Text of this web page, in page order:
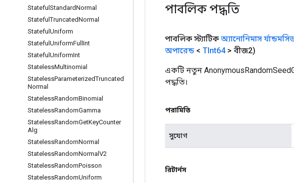
Stateful StandardNormal
StatefulTruncatedNormal
Stateful Uniform
Stateful UniformFull Int
Stateful UniformInt
StatelessMultinomial
StatelessParameterizedTruncated
Normal
StatelessRandomBinomial
StatelessRandomGamma
StatelessRandomGetKeyCounter
Alg
StatelessRandomNormal
StatelessRandomNormal V2
StatelessRandomPoisson
StatelessRandomUniform
পাবলিক পদ্ধতি
পাবলিক স্ট্যাটিক অ্যানোনিমাস
অপারেন্ড < TInt64> বীজ2)
একটি নতুন
পদ্ধতি।
পরামিতি
সুযোগ
রিটার্নস